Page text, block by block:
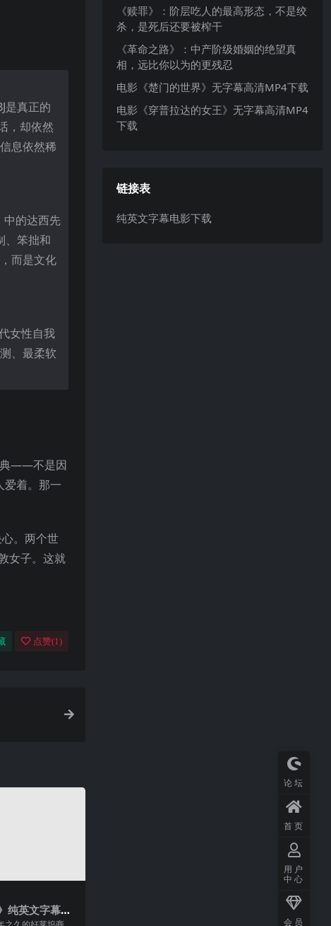
是真正的
，却依然
息依然稀
中的达西先
、笨拙和
而是文化
女性自我
、最柔软
典——不是因
爱着。那一
。两个世
女子。这就
点赞(1 )
纯英文字幕高
《赎罪》：阶层吃人的最高形态，不是绞
杀，是死后还要被榨干
《革命之路》：中产阶级婚姻的绝望真
相，远比你以为的更残忍
电影《楚门的世界》无字幕高清MP4下载
电影《穿普拉达的女王》无字幕高清MP4
下载
链接表
纯英文字幕电影下载
论坛
首页
用户
中心
会员